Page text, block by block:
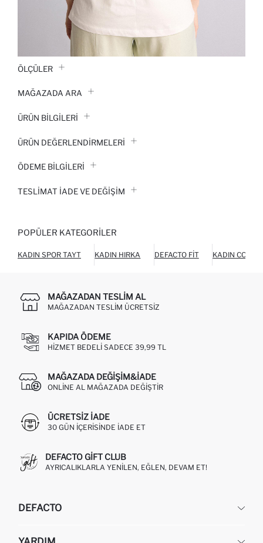
ÖLÇÜLER
MAĞAZADA ARA
ÜRÜN BILGILERI
ÜRÜN DEĞERLENDİRMELERİ
ÖDEME BİLGİLERİ
TESLIMAT İADE VE DEĞIŞIM
POPÜLER KATEGORILER
KADIN SPOR TAYT KADIN HIRKA DEFACTO FIT KADIN COOOL
MAĞAZADAN TESLIM AL
MAĞAZADAN TESLIM ÜCRETSIZ
KAPIDA ÖDEME
HIZMET BEDELI SADECE 39,99 TL
MAĞAZADA DEĞIŞIM&İADE
ONLINE AL MAĞAZADA DEĞIŞTIR
ÜCRETSIZ IADE
30 GÜN IÇERISINDE IADE ET
DEFACTO GIFT CLUB
AYRICALIKLARLA YENILEN, EĞLEN, DEVAM ET!
DEFACTO